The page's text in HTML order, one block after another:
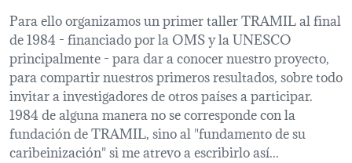
Para ello organizamos un primer taller TRAMIL al final
de 1984 - financiado por la OMS y la UNESCO
principalmente - para dar a conocer nuestro proyecto,
para compartir nuestros primeros resultados, sobre todo
invitar a investigadores de otros países a participar.
1984 de alguna manera no se corresponde con la
fundación de TRAMIL, sino al "fundamento de su
caribeinización" si me atrevo a escribirlo así...